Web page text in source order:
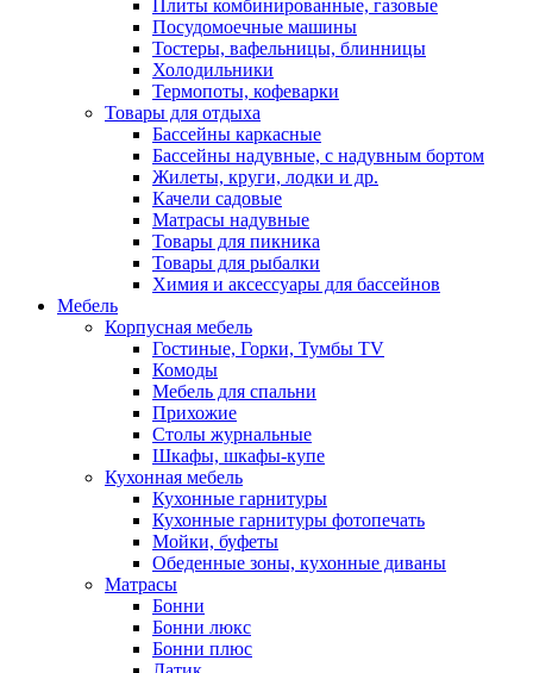
Плиты комбинированные, газовые
Посудомоечные машины
Тостеры, вафельницы, блинницы
Холодильники
Термопоты, кофеварки
Товары для отдыха
Бассейны каркасные
Бассейны надувные, с надувным бортом
Жилеты, круги, лодки и др.
Качели садовые
Матрасы надувные
Товары для пикника
Товары для рыбалки
Химия и аксессуары для бассейнов
Мебель
Корпусная мебель
Гостиные, Горки, Тумбы TV
Комоды
Мебель для спальни
Прихожие
Столы журнальные
Шкафы, шкафы-купе
Кухонная мебель
Кухонные гарнитуры
Кухонные гарнитуры фотопечать
Мойки, буфеты
Обеденные зоны, кухонные диваны
Матрасы
Бонни
Бонни люкс
Бонни плюс